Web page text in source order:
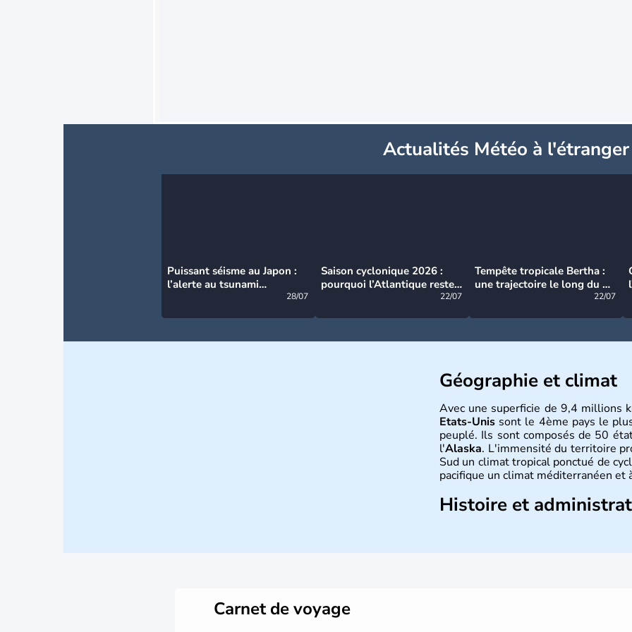
Actualités Météo à l'étranger
Puissant séisme au Japon :
l’alerte au tsunami
28/07
Saison cyclonique 2026 :
pourquoi l’Atlantique reste
22/07
Tempête tropicale Bertha :
une trajectoire le long du du
22/07
Géographie et climat
Avec une superficie de 9,4 millions
Etats-Unis sont le 4ème pays le
peuplé. Ils sont composés de 50
l'Alaska. L'immensité du territoire
Sud un climat tropical ponctué de
pacifique un climat méditerranéen
Histoire et
Carnet de voyage